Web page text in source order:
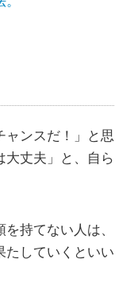
ャンスだ！」と思
大丈夫」と、自ら
持てない人は、
たしていくといい